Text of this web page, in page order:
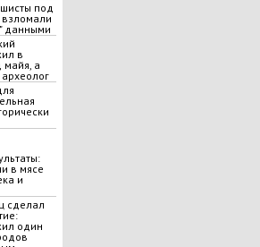
под
данными
в
майя, а
в мясе
и
сделал
один